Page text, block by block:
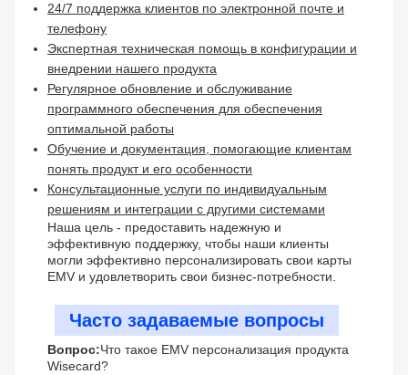
24/7 поддержка клиентов по электронной почте и
телефону
Экспертная техническая помощь в конфигурации и
внедрении нашего продукта
Регулярное обновление и обслуживание
программного обеспечения для обеспечения
оптимальной работы
Обучение и документация, помогающие клиентам
понять продукт и его особенности
Консультационные услуги по индивидуальным
решениям и интеграции с другими системами
Наша цель - предоставить надежную и
эффективную поддержку, чтобы наши клиенты
могли эффективно персонализировать свои карты
EMV и удовлетворить свои бизнес-потребности.
Часто задаваемые вопросы
Вопрос:Что такое EMV персонализация продукта
Wisecard?